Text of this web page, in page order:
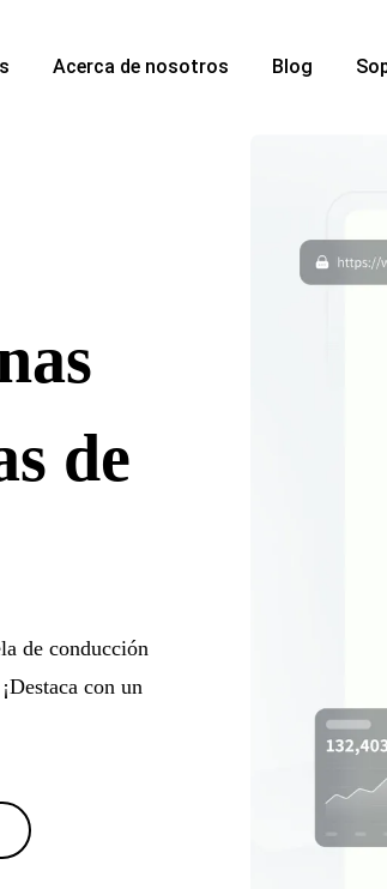
Acerca de nosotros Blog
de
de conducción
con un